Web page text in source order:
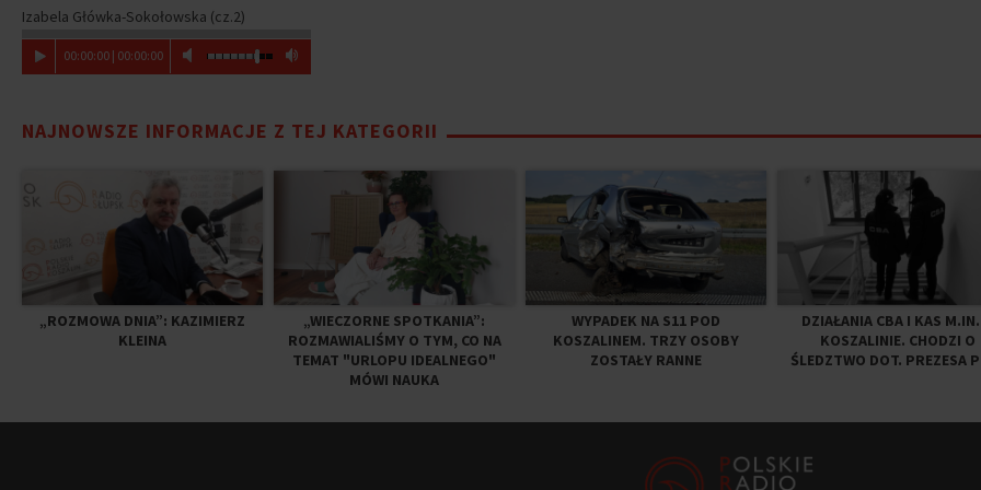
Izabela Główka-Sokołowska (cz.2)
00:00:00| 00:00:00
NAJNOWSZE INFORMACJE Z TEJ KATEGORII
„ROZMOWA DNIA”: KAZIMIERZ
KLEINA
„WIECZORNE SPOTKANIA”:
ROZMAWIALIŚMY O TYM, CO NA
TEMAT "URLOPU IDEALNEGO"
MÓWI NAUKA
WYPADEK NA S11 POD
KOSZALINEM. TRZY OSOBY
ZOSTAŁY RANNE
DZIAŁANIA CBA I KAS
KOSZALINIE. CHODZI O
ŚLEDZTWO DOT. PREZESA